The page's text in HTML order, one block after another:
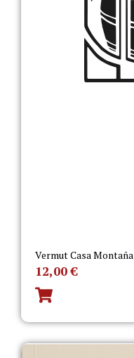
Vermut Casa Montaña
12,00€